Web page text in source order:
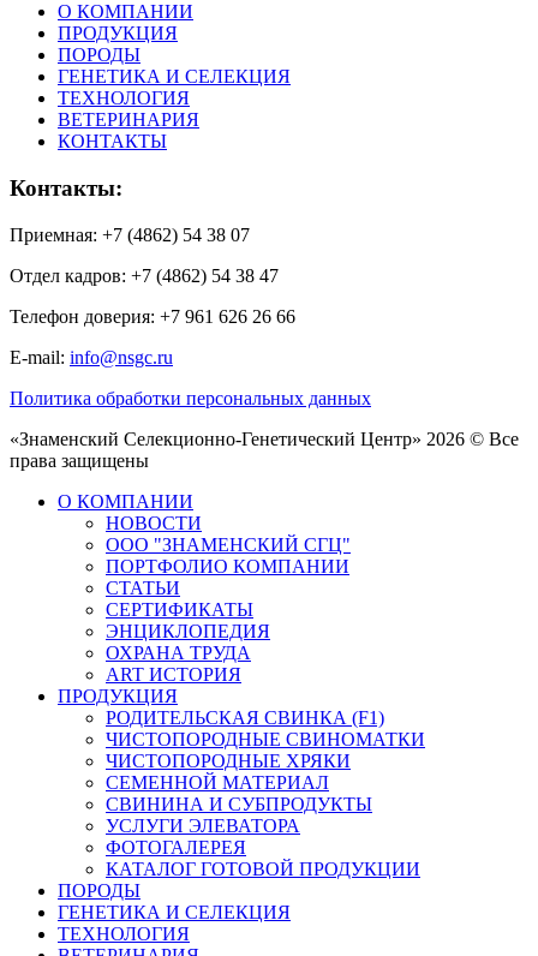
О КОМПАНИИ
ПРОДУКЦИЯ
ПОРОДЫ
ГЕНЕТИКА И СЕЛЕКЦИЯ
ТЕХНОЛОГИЯ
ВЕТЕРИНАРИЯ
КОНТАКТЫ
Контакты:
Приемная: +7 (4862) 54 38 07
Отдел кадров: +7 (4862) 54 38 47
Телефон доверия: +7 961 626 26 66
E-mail: info@nsgc.ru
Политика обработки персональных данных
«Знаменский Селекционно-Генетический Центр» 2026 © Все
права защищены
О КОМПАНИИ
НОВОСТИ
ООО "ЗНАМЕНСКИЙ СГЦ"
ПОРТФОЛИО КОМПАНИИ
СТАТЬИ
СЕРТИФИКАТЫ
ЭНЦИКЛОПЕДИЯ
ОХРАНА ТРУДА
ART ИСТОРИЯ
ПРОДУКЦИЯ
РОДИТЕЛЬСКАЯ СВИНКА (F1)
ЧИСТОПОРОДНЫЕ СВИНОМАТКИ
ЧИСТОПОРОДНЫЕ ХРЯКИ
СЕМЕННОЙ МАТЕРИАЛ
СВИНИНА И СУБПРОДУКТЫ
УСЛУГИ ЭЛЕВАТОРА
ФОТОГАЛЕРЕЯ
КАТАЛОГ ГОТОВОЙ ПРОДУКЦИИ
ПОРОДЫ
ГЕНЕТИКА И СЕЛЕКЦИЯ
ТЕХНОЛОГИЯ